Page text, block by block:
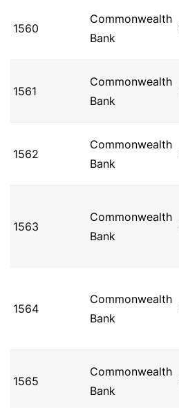
1560
Commonwealth
Bank
1561
Commonwealth
Bank
1562
Commonwealth
Bank
1563
Commonwealth
Bank
1564
Commonwealth
Bank
1565
Commonwealth
Bank